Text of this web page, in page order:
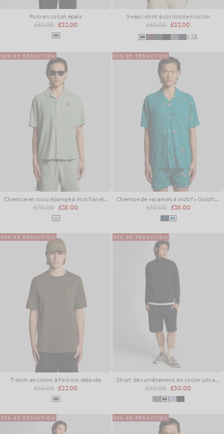
Polo en coton épais
£65.00 £32.00
Sweat-shirt à col rond en coton
£65.00 £32.00
+18
50% DE RÉDUCTION
Chemise en tissu éponge à motif alvéolé
£70.00 £35.00
50% DE RÉDUCTION
Chemise de vacances à motif « Goldfish »
£70.00 £35.00
50% DE RÉDUCTION
T-shirt en coton à finition délavée
£45.00 £22.00
50% DE RÉDUCTION
Short de survêtement en coton ultra-fin
£60.00 £30.00
50% DE RÉDUCTION 50% DE RÉDUCTION